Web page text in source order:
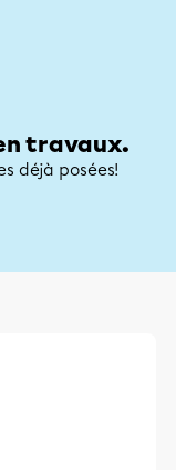
travaux.
déjà posées!